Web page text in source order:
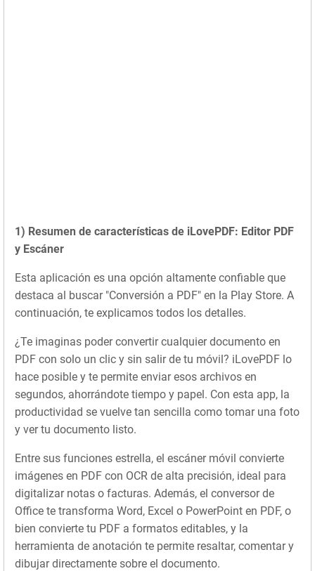
1) Resumen de características de iLovePDF: Editor PDF
y Escáner
Esta aplicación es una opción altamente confiable que
destaca al buscar "Conversión a PDF" en la Play Store. A
continuación, te explicamos todos los detalles.
¿Te imaginas poder convertir cualquier documento en
PDF con solo un clic y sin salir de tu móvil? iLovePDF lo
hace posible y te permite enviar esos archivos en
segundos, ahorrándote tiempo y papel. Con esta app, la
productividad se vuelve tan sencilla como tomar una foto
y ver tu documento listo.
Entre sus funciones estrella, el escáner móvil convierte
imágenes en PDF con OCR de alta precisión, ideal para
digitalizar notas o facturas. Además, el conversor de
Office te transforma Word, Excel o PowerPoint en PDF, o
bien convierte tu PDF a formatos editables, y la
herramienta de anotación te permite resaltar, comentar y
dibujar directamente sobre el documento.